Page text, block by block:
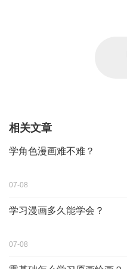
相关文章
学角色漫画难不难？
07-08
学习漫画多久能学会？
07-08